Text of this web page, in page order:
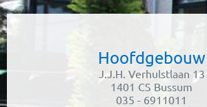
Hoofdgebouw
J.J.H. Verhulstlaan 13
1401 CS Bussum
035 - 6911011